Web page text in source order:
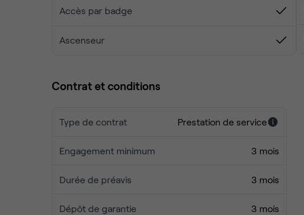
Accès par badge
Ascenseur
Contrat et conditions
Type de contrat Prestation de service
Engagement minimum 3 mois
Durée de préavis 3 mois
Dépôt de garantie 3 mois